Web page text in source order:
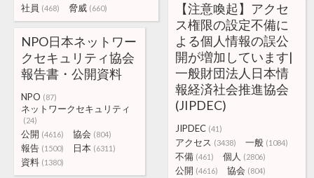
社員 (468) 脅威 (660)
【注意喚起】アクセ
ス権限の設定不備に
よる個人情報の誤公
開が増加しています|
一般財団法人日本情
報経済社会推進協会
(JIPDEC)
JIPDEC (41)
アクセス (3438) 一般 (1084)
不備 (461) 個人 (2806)
公開 (4616) 協会 (804)
NPO日本ネットワー
クセキュリティ協会
報告書・公開資料
NPO (87)
ネットワークセキュリティ
(24)
公開 (4616) 協会 (804)
報告 (1500) 日本 (6311)
資料 (1380)